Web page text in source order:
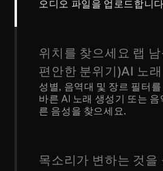
오디오 파일을 업로드합니다
위치를 찾으세요 랩
편안한 분위기)AI 노
성별, 음역대 및 장르 필터
바른 AI 노래 생성기 또는
른 음성을 찾으세요.
목소리가 변하는 것을